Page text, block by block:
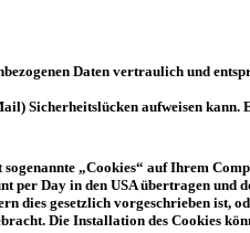
Daten vertraulich und
Sicherheitslücken aufweisen
„Cookies“ auf Ihrem
Day in den USA übertragen und
dies gesetzlich vorgeschrieben ist,
Die Installation des Cookies